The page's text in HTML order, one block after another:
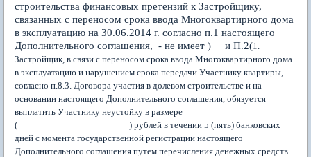
строительства финансовых претензий к Застройщику,
связанных с переносом срока ввода Многоквартирного дома
в эксплуатацию на 30.06.2014 г. согласно п.1 настоящего
Дополнительного соглашения, - не имеет ) и П.2(1.
Застройщик, в связи с переносом срока ввода Многоквартирного дома
в эксплуатацию и нарушением срока передачи Участнику квартиры,
согласно п.8.3. Договора участия в долевом строительстве и на
основании настоящего Дополнительного соглашения, обязуется
выплатить Участнику неустойку в размере __________________
(_______________________) рублей в течении 5 (пять) банковских
дней с момента государственной регистрации настоящего
Дополнительного соглашения путем перечисления денежных средств